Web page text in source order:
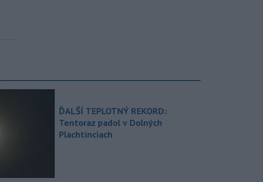
ĎALŠÍ TEPLOTNÝ REKORD:
Tentoraz padol v Dolných
Plachtinciach